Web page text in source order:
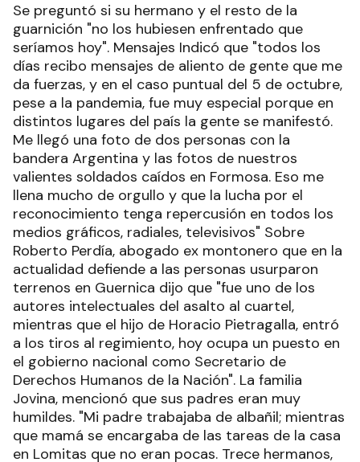
Se preguntó si su hermano y el resto de la
guarnición "no los hubiesen enfrentado que
seríamos hoy". Mensajes Indicó que "todos los
días recibo mensajes de aliento de gente que me
da fuerzas, y en el caso puntual del 5 de octubre,
pese a la pandemia, fue muy especial porque en
distintos lugares del país la gente se manifestó.
Me llegó una foto de dos personas con la
bandera Argentina y las fotos de nuestros
valientes soldados caídos en Formosa. Eso me
llena mucho de orgullo y que la lucha por el
reconocimiento tenga repercusión en todos los
medios gráficos, radiales, televisivos" Sobre
Roberto Perdía, abogado ex montonero que en la
actualidad defiende a las personas usurparon
terrenos en Guernica dijo que "fue uno de los
autores intelectuales del asalto al cuartel,
mientras que el hijo de Horacio Pietragalla, entró
a los tiros al regimiento, hoy ocupa un puesto en
el gobierno nacional como Secretario de
Derechos Humanos de la Nación". La familia
Jovina, mencionó que sus padres eran muy
humildes. "Mi padre trabajaba de albañil; mientras
que mamá se encargaba de las tareas de la casa
en Lomitas que no eran pocas. Trece hermanos,